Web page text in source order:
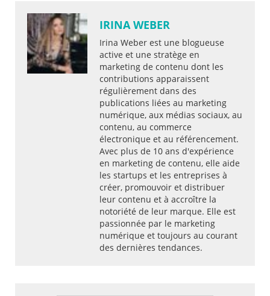
IRINA WEBER
Irina Weber est une blogueuse
active et une stratège en
marketing de contenu dont les
contributions apparaissent
régulièrement dans des
publications liées au marketing
numérique, aux médias sociaux, au
contenu, au commerce
électronique et au référencement.
Avec plus de 10 ans d'expérience
en marketing de contenu, elle aide
les startups et les entreprises à
créer, promouvoir et distribuer
leur contenu et à accroître la
notoriété de leur marque. Elle est
passionnée par le marketing
numérique et toujours au courant
des dernières tendances.